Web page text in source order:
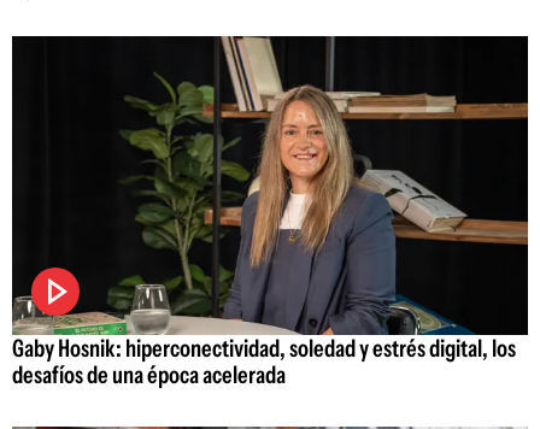
Gaby Hosnik: hiperconectividad, soledad y estrés digital, los
desafíos de una época acelerada